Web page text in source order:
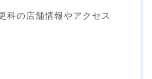
科の店舗情報やアクセス